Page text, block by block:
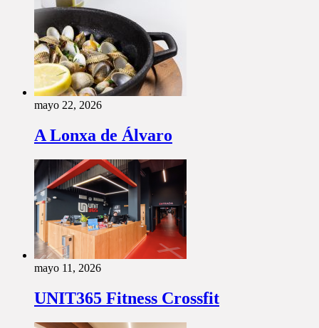
mayo 22, 2026
A Lonxa de Álvaro
mayo 11, 2026
UNIT365 Fitness Crossfit